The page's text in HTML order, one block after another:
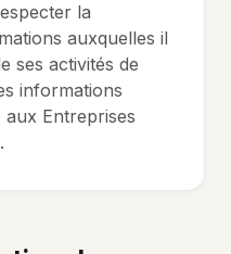
la
auxquelles il
ses activités de
informations
Entreprises